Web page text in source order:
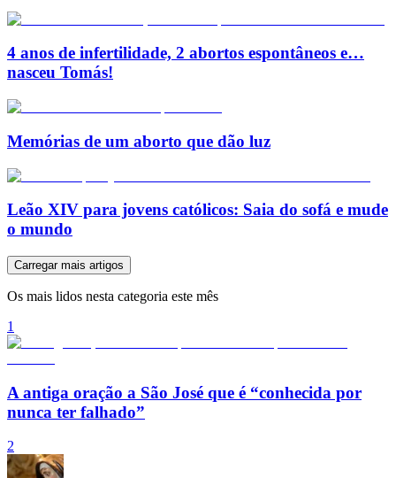
4 anos de infertilidade, 2 abortos espontâneos e…
nasceu Tomás!
Memórias de um aborto que dão luz
Leão XIV para jovens católicos: Saia do sofá e mude
o mundo
Carregar mais artigos
Os mais lidos nesta categoria este mês
1
A antiga oração a São José que é “conhecida por
nunca ter falhado”
2